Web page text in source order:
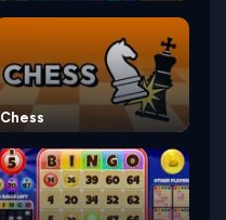
Chess